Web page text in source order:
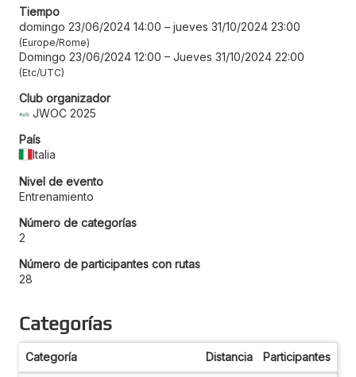
Tiempo
domingo 23/06/2024 14:00 – jueves 31/10/2024 23:00
Europe/Rome
Domingo 23/06/2024 12:00 – Jueves 31/10/2024 22:00
Etc/UTC
Club organizador
JWOC 2025
País
Italia
Nivel de evento
Entrenamiento
Número de categorías
2
Número de participantes con rutas
28
Categorías
Categoría Distancia Participantes